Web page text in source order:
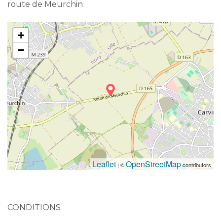
route de Meurchin
+
−
Leaflet | ©OpenStreetMapcontributors
CONDITIONS